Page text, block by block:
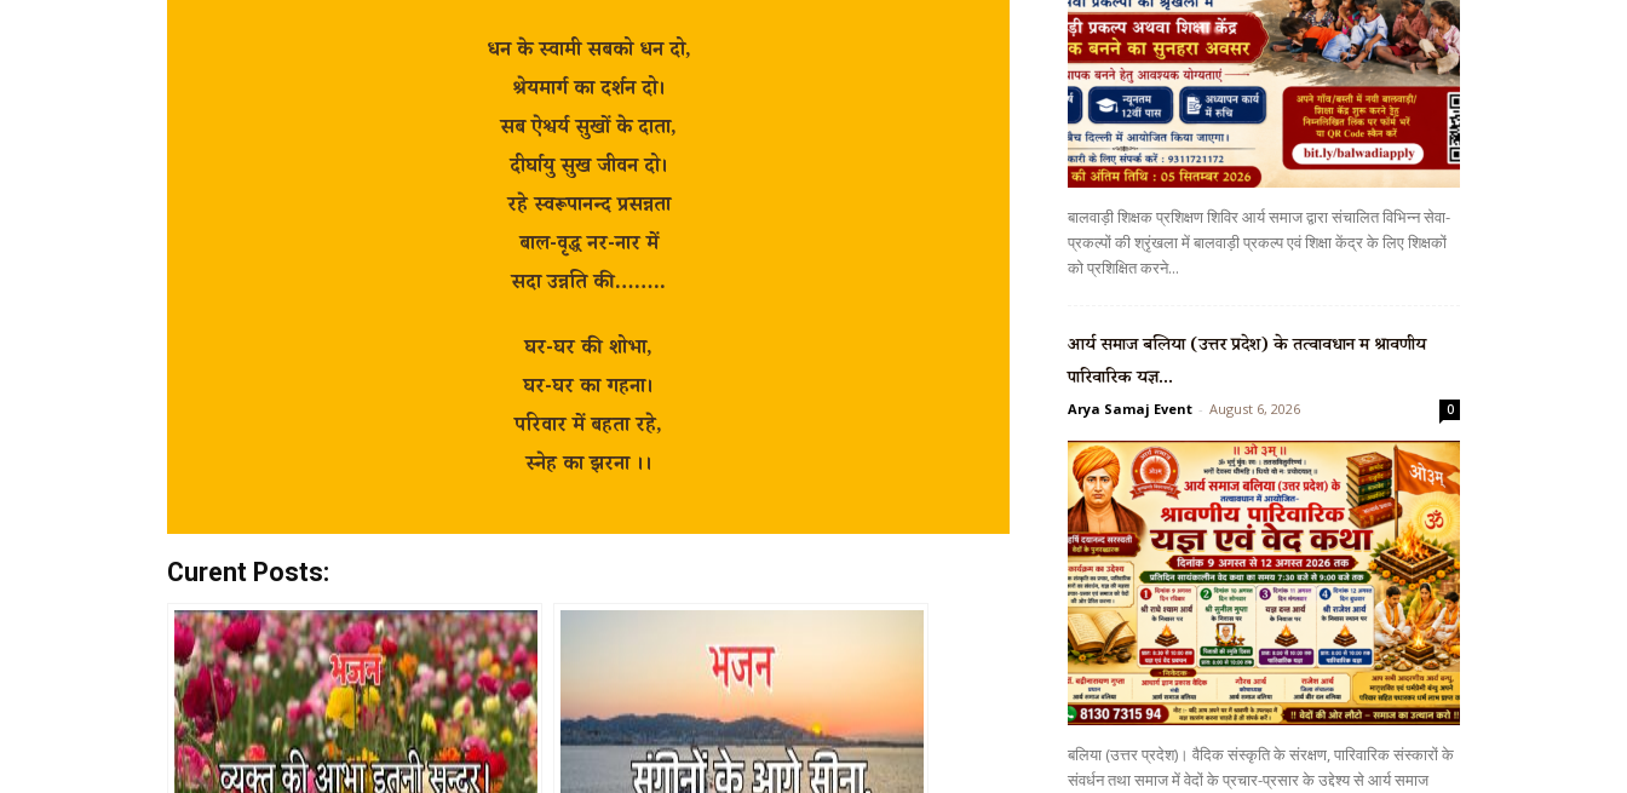
धन के स्वामी सबको धन दो,
श्रेयमार्ग का दर्शन दो।
सब ऐश्वर्य सुखों के दाता,
दीर्घायु सुख जीवन दो।
रहे स्वरूपानन्द प्रसन्नता
बाल-वृद्ध नर-नार में
सदा उन्नति की……..
घर-घर की शोभा,
घर-घर का गहना।
परिवार में बहता रहे,
स्नेह का झरना ।।
Curent Posts:
बालवाड़ी शिक्षक प्रशिक्षण शिविर आर्य समाज द्वारा संचालित विभिन्न सेवा-
प्रकल्पों की श्रृंखला में बालवाड़ी प्रकल्प एवं शिक्षा केंद्र के लिए शिक्षकों
को प्रशिक्षित करने...
आर्य समाज बलिया (उत्तर प्रदेश) के तत्वावधान में श्रावणीय
पारिवारिक यज्ञ...
Arya Samaj Event - August 6, 2026 0
बलिया (उत्तर प्रदेश)। वैदिक संस्कृति के संरक्षण, पारिवारिक संस्कारों के
संवर्धन तथा समाज में वेदों के प्रचार-प्रसार के उद्देश्य से आर्य समाज